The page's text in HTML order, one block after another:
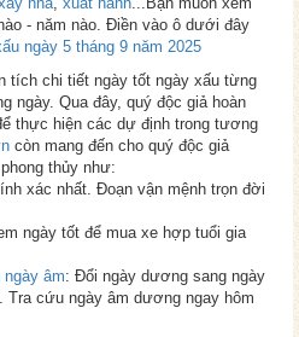
- năm nào. Điền vào ô dưới đây
ngày 5 tháng 9 năm 2025
tích chi tiết ngày tốt ngày xấu từng
ngày. Qua đây, quý độc giả hoàn
thực hiện các dự định trong tương
còn mang đến cho quý độc giả
thủy như:
xác nhất. Đoạn vận mệnh trọn đời
ngày tốt để mua xe hợp tuổi gia
âm: Đổi ngày dương sang ngày
Tra cứu ngày âm dương ngay hôm